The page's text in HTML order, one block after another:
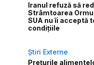
Iranul refuză să
Strâmtoarea
SUA nu îi acceptă
condițiile
Știri Externe
Prețurile